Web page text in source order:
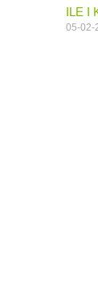
ILE I
05-02-